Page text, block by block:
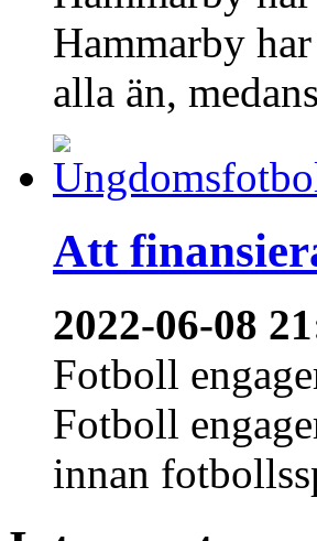
Hammarby
alla än,
Att
2022-06-08
Fotboll
Fotboll
innan